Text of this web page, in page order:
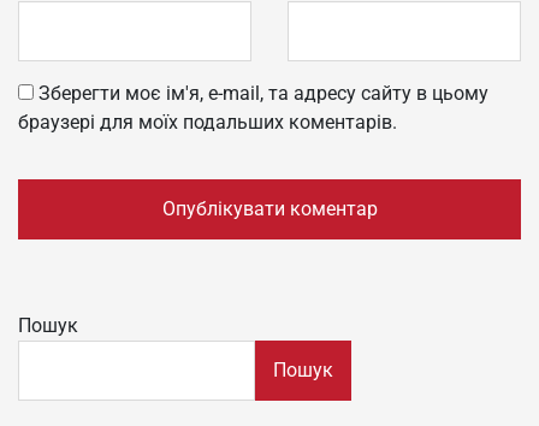
Зберегти моє ім'я, e-mail, та адресу сайту в цьому
браузері для моїх подальших коментарів.
Пошук
Пошук